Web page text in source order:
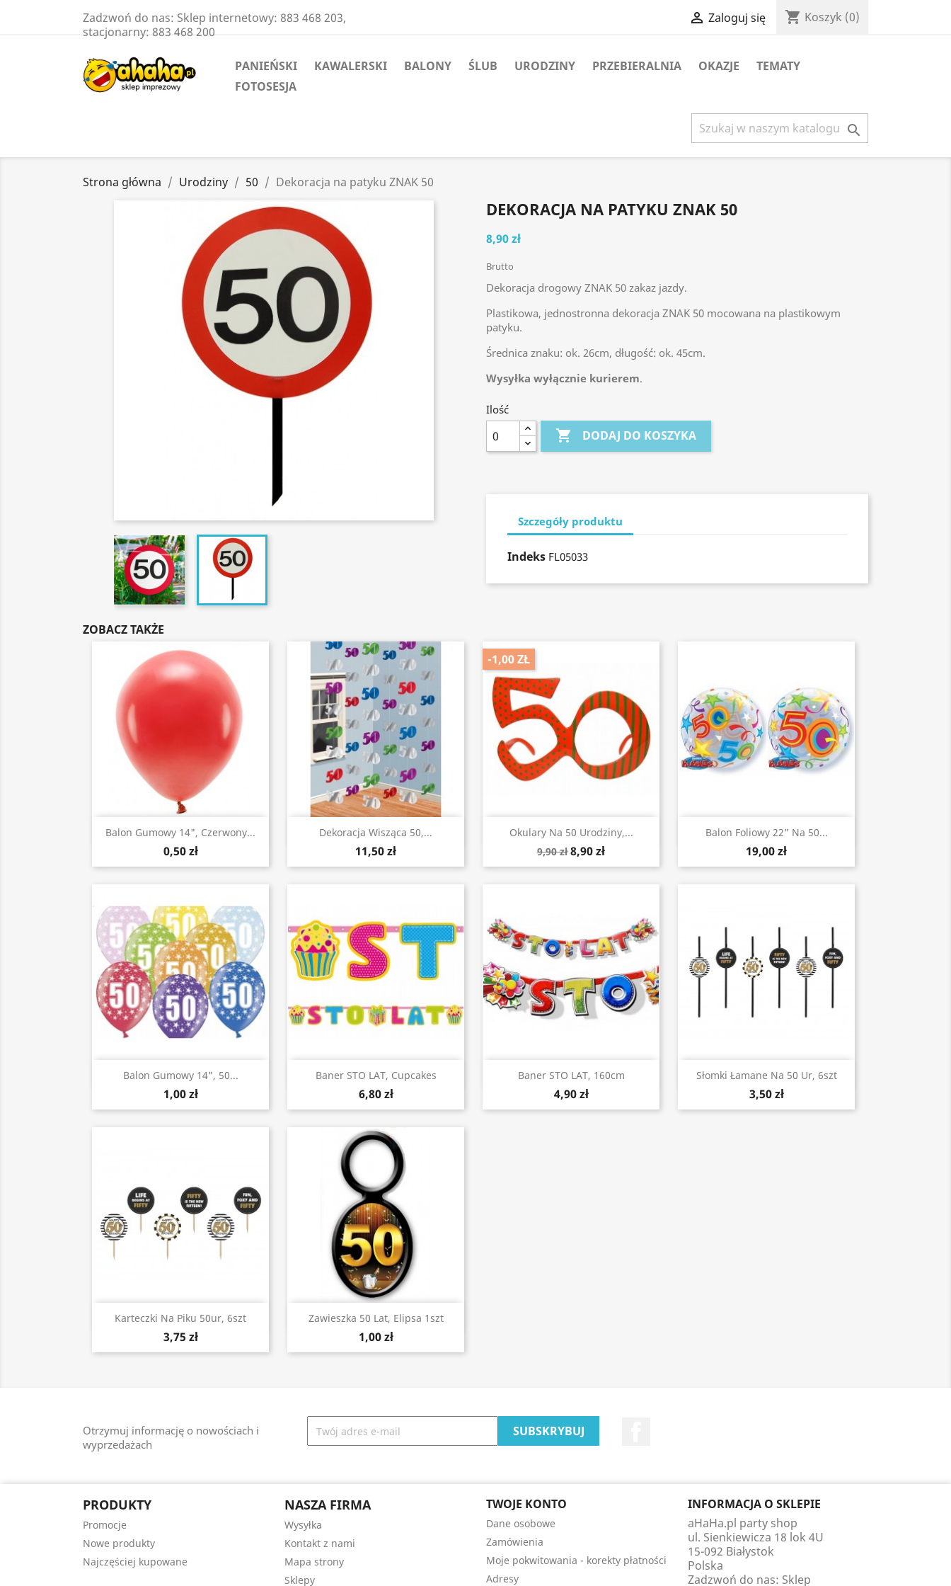
Zadzwoń do nas: Sklep internetowy: 883 468 203,
stacjonarny: 883 468 200
 Zaloguj się shopping_cart Koszyk (0)
PANIEŃSKI KAWALERSKI BALONY ŚLUB URODZINY PRZEBIERALNIA OKAZJE
TEMATY
FOTOSESJA

Strona główna Urodziny 50 Dekoracja na patyku ZNAK 50
DEKORACJA NA PATYKU ZNAK 50
8,90 zł
Brutto
Dekoracja drogowy ZNAK 50 zakaz jazdy.
Plastikowa, jednostronna dekoracja ZNAK 50 mocowana na plastikowym
patyku.
Średnica znaku: ok. 26cm, długość: ok. 45cm.
Wysyłka wyłącznie kurierem.
Ilość
 DODAJ DO KOSZYKA
Szczegóły produktu
Indeks FL05033
ZOBACZ TAKŻE
Balon Gumowy 14", Czerwony...
0,50 zł
Szybki podgląd Dekoracja Wisząca 50,...
11,50 zł
Szybki podgląd
Okulary Na 50 Urodziny,...
9,90 zł 8,90 zł
-1,00 ZŁ
Szybki podgląd Balon Foliowy 22" Na 50...
19,00 zł
 Szybki podgląd
Balon Gumowy 14", 50...
1,00 zł
Szybki podgląd Baner STO LAT, Cupcakes
6,80 zł
Szybki podgląd Baner STO LAT, 160cm
4,90 zł
Szybki podgląd Słomki Łamane Na 50 Ur, 6szt
3,50 zł
Szybki podgląd
Karteczki Na Piku 50ur, 6szt
3,75 zł
Szybki podgląd Zawieszka 50 Lat, Elipsa 1szt
1,00 zł
Szybki podgląd
Otrzymuj informację o nowościach i
wyprzedażach
PRODUKTY
Promocje
Nowe produkty
Najczęściej kupowane
NASZA FIRMA
Wysyłka
Kontakt z nami
Mapa strony
Sklepy
TWOJE KONTO
Dane osobowe
Zamówienia
Moje pokwitowania - korekty płatności
Adresy
INFORMACJA O SKLEPIE
aHaHa.pl party shop
ul. Sienkiewicza 18 lok 4U
15-092 Białystok
Polska
Zadzwoń do nas: Sklep